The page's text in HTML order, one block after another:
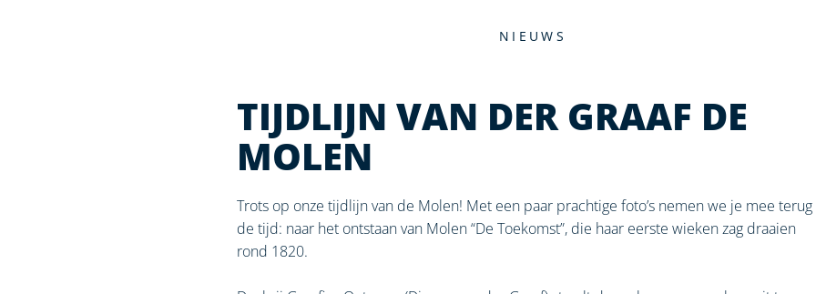
NIEUWS
TIJDLIJN VAN DER GRAAF DE
MOLEN
Trots op onze tijdlijn van de Molen! Met een paar prachtige foto’s nemen we je mee
de tijd: naar het ontstaan van Molen “De Toekomst”, die haar eerste wieken zag draaien
rond 1820.